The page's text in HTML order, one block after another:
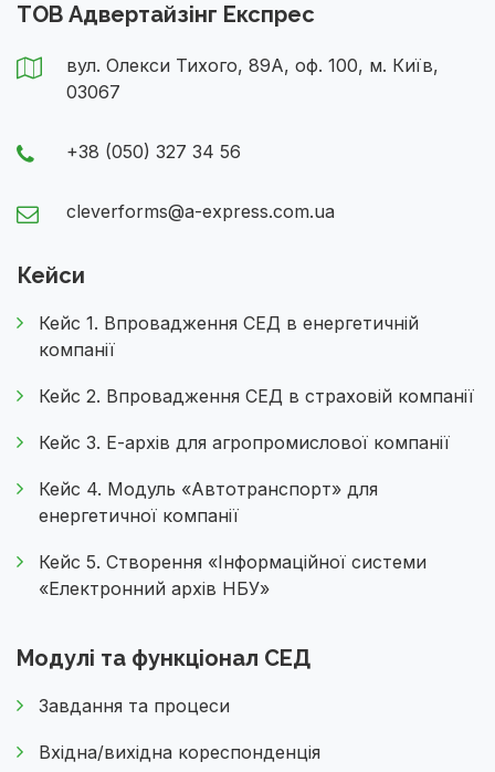
ТОВ Адвертайзінг Експрес
вул. Олекси Тихого, 89А, оф. 100, м. Київ,
03067
+38 (050) 327 34 56
cleverforms@a-express.com.ua
Кейси
Кейс 1. Впровадження СЕД в енергетичній
компанії
Кейс 2. Впровадження СЕД в страховій компанії
Кейс 3. Е-архів для агропромислової компанії
Кейс 4. Модуль «Автотранспорт» для
енергетичної компанії
Кейс 5. Створення «Інформаційної системи
«Електронний архів НБУ»
Модулі та функціонал СЕД
Завдання та процеси
Вхідна/вихідна кореспонденція